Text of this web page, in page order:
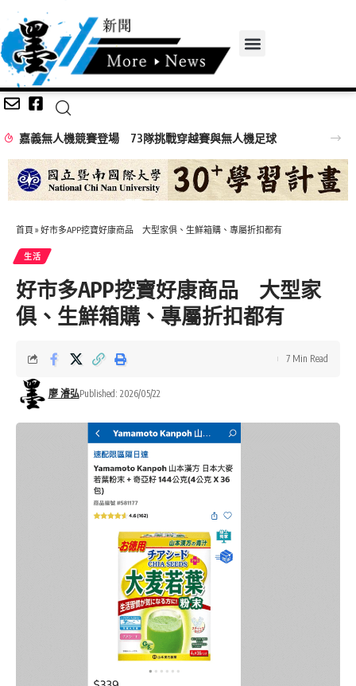
嘉義無人機競賽登場 73隊挑戰穿越賽與無人機足球
首頁 » 好市多APP挖寶好康商品 大型家俱、生鮮箱購、專屬折扣都有
生活
好市多APP挖寶好康商品 大型家
俱、生鮮箱購、專屬折扣都有
廖 濬弘Published: 2026/05/22
7 Min Read